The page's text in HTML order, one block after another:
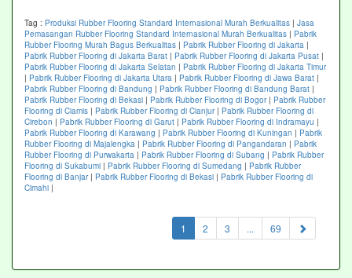
Tag : Produksi Rubber Flooring Standard Internasional Murah Berkualitas | Jasa
Pemasangan Rubber Flooring Standard Internasional Murah Berkualitas | Pabrik
Rubber Flooring Murah Bagus Berkualitas | Pabrik Rubber Flooring di Jakarta |
Pabrik Rubber Flooring di Jakarta Barat | Pabrik Rubber Flooring di Jakarta Pusat |
Pabrik Rubber Flooring di Jakarta Selatan | Pabrik Rubber Flooring di Jakarta Timur
| Pabrik Rubber Flooring di Jakarta Utara | Pabrik Rubber Flooring di Jawa Barat |
Pabrik Rubber Flooring di Bandung | Pabrik Rubber Flooring di Bandung Barat |
Pabrik Rubber Flooring di Bekasi | Pabrik Rubber Flooring di Bogor| Pabrik Rubber
Flooring di Ciamis | Pabrik Rubber Flooring di Cianjur| Pabrik Rubber Flooring di
Cirebon | Pabrik Rubber Flooring di Garut | Pabrik Rubber Flooring di Indramayu |
Pabrik Rubber Flooring di Karawang | Pabrik Rubber Flooring di Kuningan | Pabrik
Rubber Flooring di Majalengka | Pabrik Rubber Flooring di Pangandaran | Pabrik
Rubber Flooring di Purwakarta | Pabrik Rubber Flooring di Subang | Pabrik Rubber
Flooring di Sukabumi | Pabrik Rubber Flooring di Sumedang | Pabrik Rubber
Flooring di Banjar| Pabrik Rubber Flooring di Bekasi | Pabrik Rubber Flooring di
Cimahi |
1 (current)
2 3 ... 69